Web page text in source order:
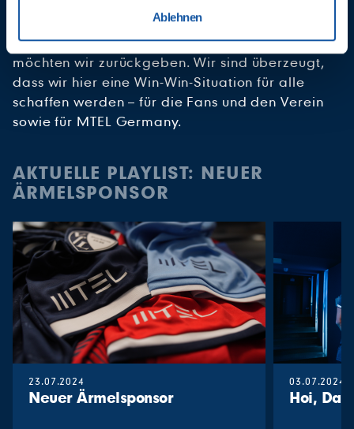
haben oder die sie im Rahmen Ihrer Nutzung der Dienste
Ablehnen
profitieren. Die Sympathie und Entschlossenheit,
die wir beim VfL Bochum gefunden haben,
möchten wir zurückgeben. Wir sind überzeugt,
dass wir hier eine Win-Win-Situation für alle
schaffen werden – für die Fans und den Verein
sowie für MTEL Germany.
AKTUELLE PLAYLIST: NEUER
ÄRMELSPONSOR
23.07.2024
Neuer Ärmelsponsor
03.07.2024
Hoi,